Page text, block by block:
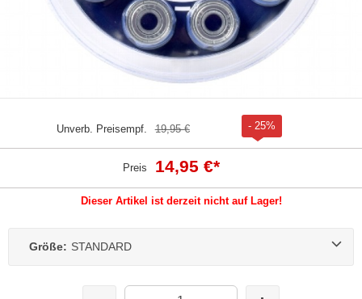
Unverb. Preisempf. 19,95 € - 25%
Preis 14,95 €*
Dieser Artikel ist derzeit nicht auf Lager!
Größe: STANDARD